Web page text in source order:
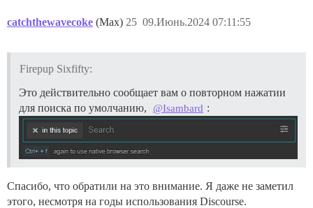
catchthewavecoke (Max) 09.Июнь.2024 07:11:55
25
Firepup Sixfifty:
Это действительно сообщает вам о повторном нажатии
для поиска по умолчанию,
@Isambard :
Спасибо, что обратили на это внимание. Я даже не заметил
этого, несмотря на годы использования Discourse.